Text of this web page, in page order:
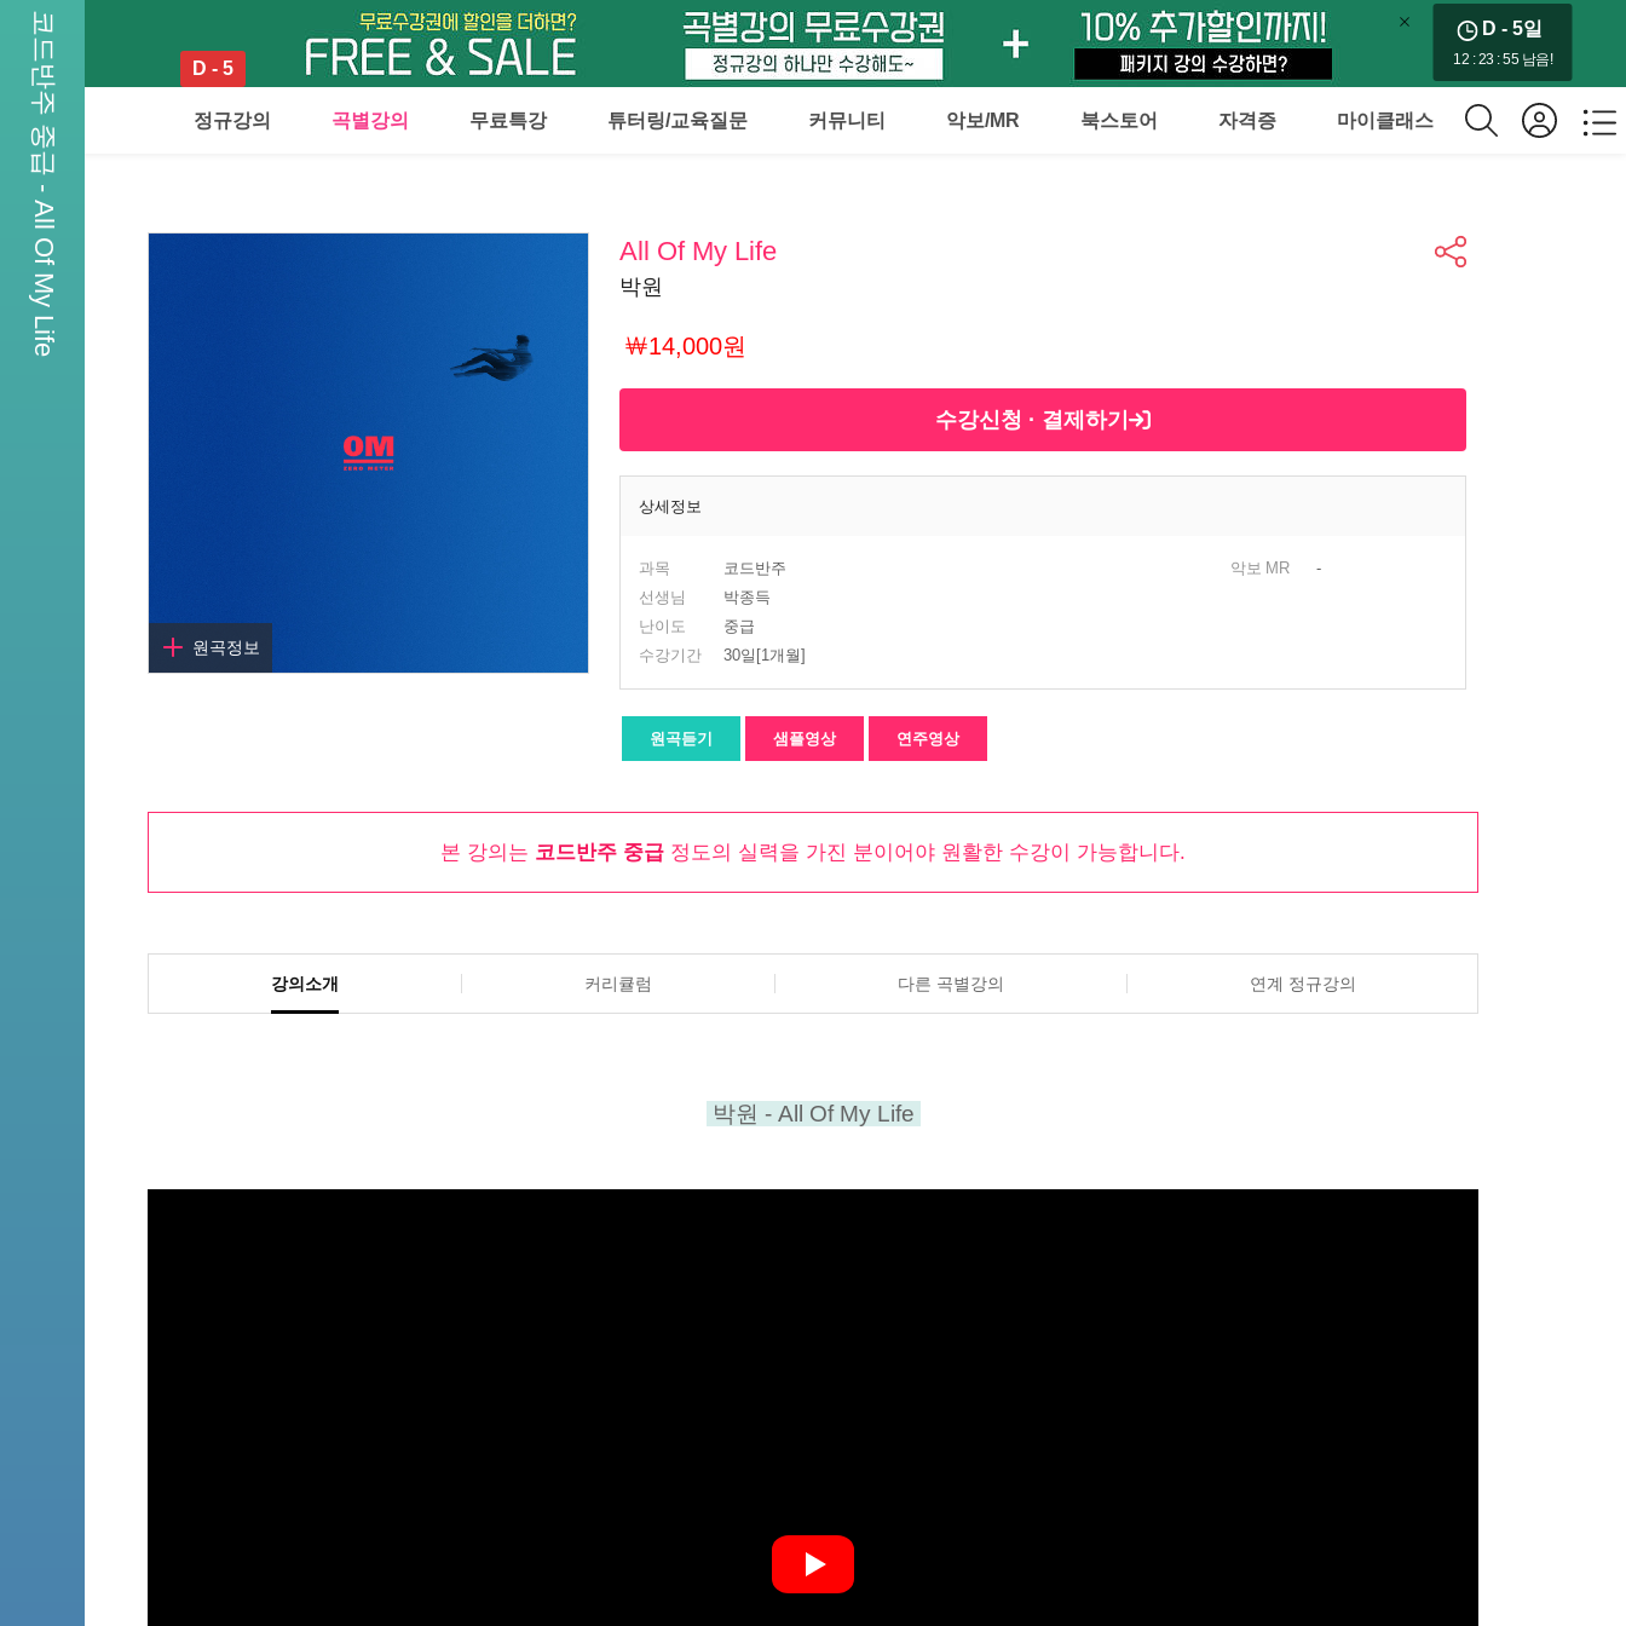
D - 5
D - 5일
12 : 23 : 54 남음!
정규강의 곡별강의 무료특강 튜터링/교육질문 커뮤니티 악보/MR 북스토어 자격증 마이클래스
코드반주 중급 - All Of My Life
원곡정보
원곡듣기
All Of My Life
박원
￦14,000원
수강신청 · 결제하기
상세정보
과목
코드반주
선생님
박종득
난이도
중급
수강기간
30일[1개월]
악보 MR -
원곡듣기 샘플영상 연주영상
본 강의는 코드반주 중급 정도의 실력을 가진 분이어야 원활한 수강이 가능합니다.
강의소개 커리큘럼 다른 곡별강의 연계 정규강의
박원 - All Of My Life